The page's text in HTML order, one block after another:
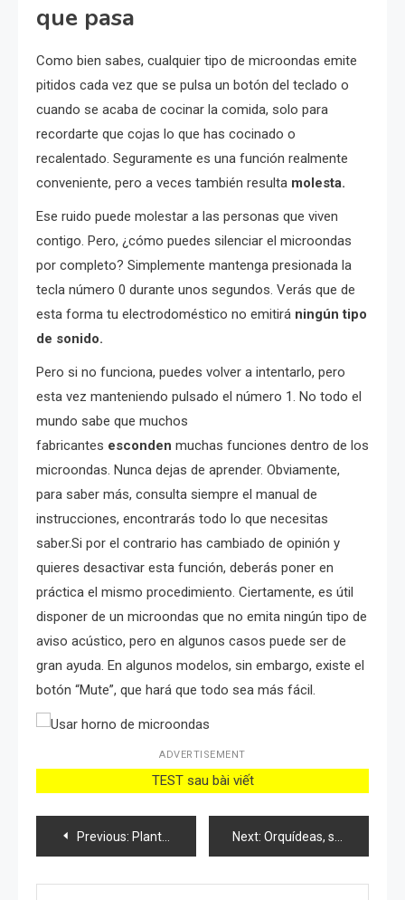
que pasa
Como bien sabes, cualquier tipo de microondas emite
pitidos cada vez que se pulsa un botón del teclado o
cuando se acaba de cocinar la comida, solo para
recordarte que cojas lo que has cocinado o
recalentado. Seguramente es una función realmente
conveniente, pero a veces también resulta molesta.
Ese ruido puede molestar a las personas que viven
contigo. Pero, ¿cómo puedes silenciar el microondas
por completo? Simplemente mantenga presionada la
tecla número 0 durante unos segundos. Verás que de
esta forma tu electrodoméstico no emitirá ningún tipo
de sonido.
Pero si no funciona, puedes volver a intentarlo, pero
esta vez manteniendo pulsado el número 1. No todo el
mundo sabe que muchos
fabricantes esconden muchas funciones dentro de los
microondas. Nunca dejas de aprender. Obviamente,
para saber más, consulta siempre el manual de
instrucciones, encontrarás todo lo que necesitas
saber.Si por el contrario has cambiado de opinión y
quieres desactivar esta función, deberás poner en
práctica el mismo procedimiento. Ciertamente, es útil
disponer de un microondas que no emita ningún tipo de
aviso acústico, pero en algunos casos puede ser de
gran ayuda. En algunos modelos, sin embargo, existe el
botón “Mute”, que hará que todo sea más fácil.
ADVERTISEMENT
TEST sau bài viết
Post
navigation
Previous: Plantar lirio de los valles: la guía completa para hacer que tu jardín florezca con felicidad y dulzura Next: Orquídeas, si las riegas con este ingrediente florecen 10 veces más